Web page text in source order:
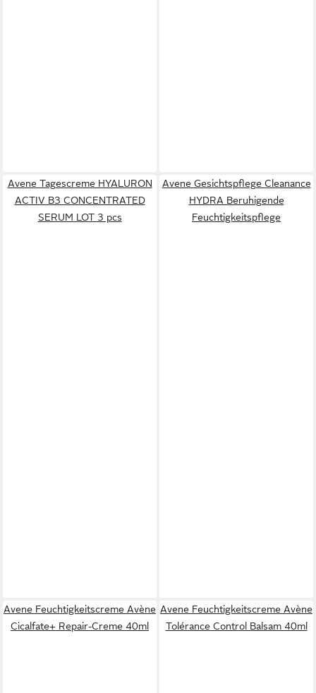
Avene Tagescreme HYALURON
ACTIV B3 CONCENTRATED
SERUM LOT 3 pcs
Avene Gesichtspflege Cleanance
HYDRA Beruhigende
Feuchtigkeitspflege
Avene Feuchtigkeitscreme Avène
Cicalfate+ Repair-Creme 40ml
Avene Feuchtigkeitscreme Avène
Tolérance Control Balsam 40ml